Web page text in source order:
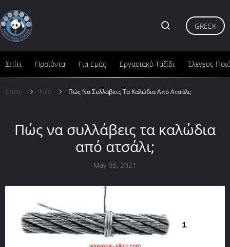
Σπίτι Προϊόντα Για Εμάς Εργασιακό Ταξίδι Έλεγχος
GREEK
Σπίτι Νέα Πώς Να Συλλάβεις Τα Καλώδια Από Ατσάλι;
Πώς να συλλάβεις τα καλώδια
από ατσάλι;
May 08, 2021